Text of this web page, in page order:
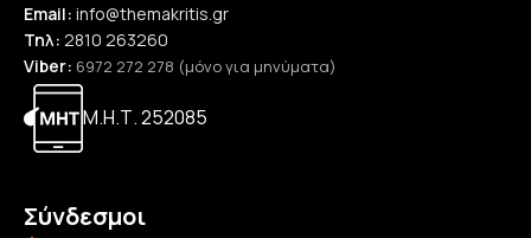
Email: info@themakritis.gr
Τηλ: 2810 263260
Viber: 6972 272 278 (μόνο για μηνύματα)
Μ.Η.Τ. 252085
Σύνδεσμοι